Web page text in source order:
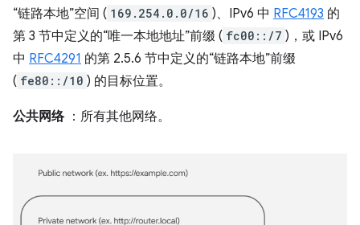
“链路本地”空间 ( 169.254.0.0/16 )、IPv6 中 RFC4193 的
第 3 节中定义的“唯一本地地址”前缀 ( fc00::/7 )，或 IPv6
中 RFC4291 的第 2.5.6 节中定义的“链路本地”前缀
( fe80::/10 ) 的目标位置。
公共网络：所有其他网络。